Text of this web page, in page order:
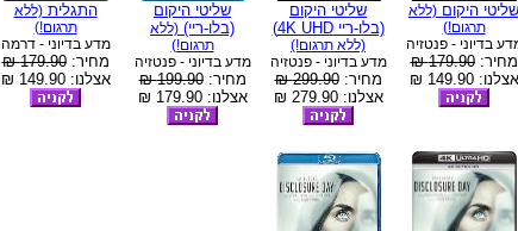
שליטי היקום (ללא
תרגום!)
בדיוני - פנטזיה
מחיר:179.90 ₪
אצלנו: 149.90 ₪
שליטי היקום
(בלו-ריי 4K UHD)
(ללא תרגום!)
מדע בדיוני - פנטזיה
מחיר:299.90 ₪
אצלנו: 279.90 ₪
שליטי היקום
(בלו-ריי) (ללא
תרגום!)
מדע בדיוני - פנטזיה
מחיר:199.90 ₪
אצלנו: 179.90 ₪
התגלית(ללא
תרגום!)
מדע בדיוני - דרמה
מחיר:179.90 ₪
אצלנו: 149.90 ₪